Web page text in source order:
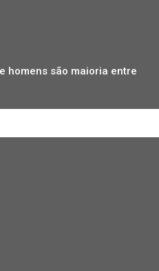
homens são maioria entre